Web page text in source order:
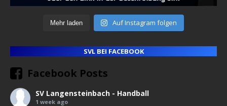
Mehr laden Auf Instagram folgen
SVL BEI FACEBOOK
Facebook Posts
SV Langensteinbach - Handball
1 week ago